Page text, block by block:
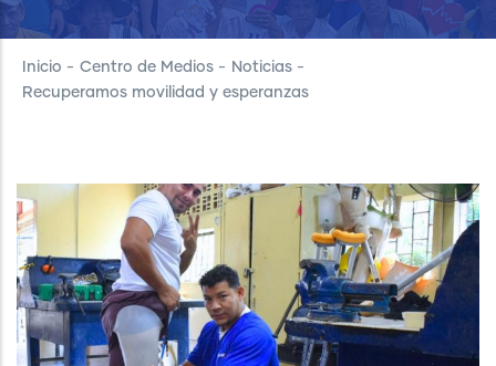
Inicio - Centro de Medios - Noticias -
Recuperamos movilidad y esperanzas